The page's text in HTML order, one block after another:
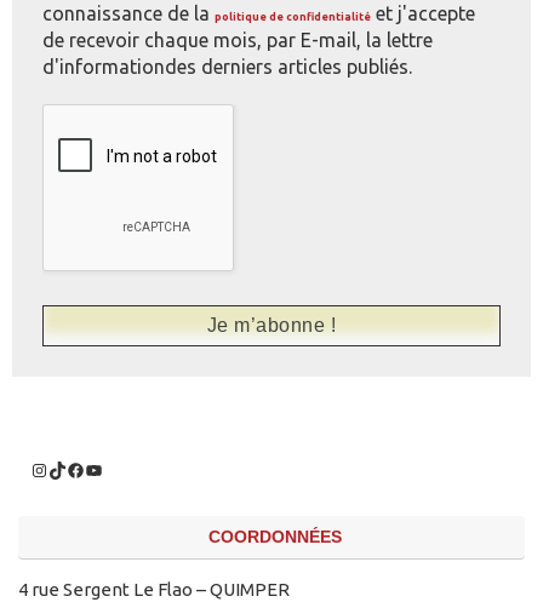
connaissance de la politique de confidentialité et j'accepte
de recevoir chaque mois, par E-mail, la lettre
d'informationdes derniers articles publiés.
COORDONNÉES
4 rue Sergent Le Flao – QUIMPER